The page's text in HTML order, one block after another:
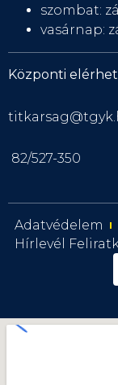
szombat:
vasárnap:
Központi
82/527-350
Adatvédelem
Hírlevél